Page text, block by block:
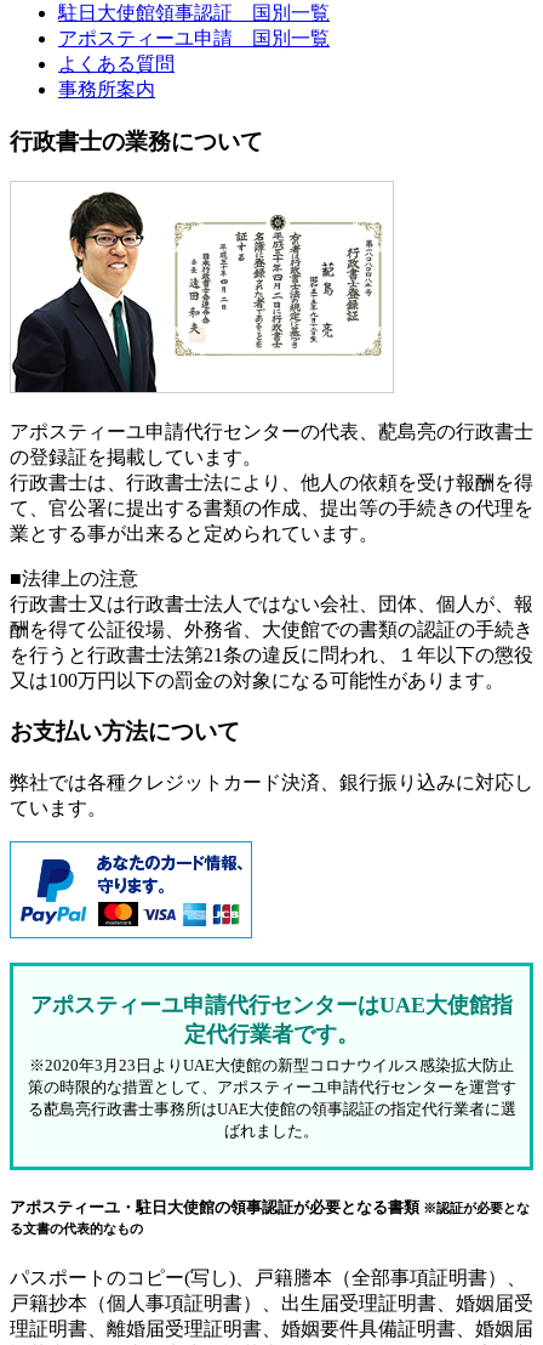
駐日大使館領事認証 国別一覧
アポスティーユ申請 国別一覧
よくある質問
事務所案内
行政書士の業務について
アポスティーユ申請代行センターの代表、蓜島亮の行政書士
の登録証を掲載しています。
行政書士は、行政書士法により、他人の依頼を受け報酬を得
て、官公署に提出する書類の作成、提出等の手続きの代理を
業とする事が出来ると定められています。
■法律上の注意
行政書士又は行政書士法人ではない会社、団体、個人が、報
酬を得て公証役場、外務省、大使館での書類の認証の手続き
を行うと行政書士法第21条の違反に問われ、
１年以下の懲役
又は100万円以下の罰金の対象になる可能性があります。
お支払い方法について
弊社では各種クレジットカード決済、銀行振り込みに対応し
ています。
アポスティーユ申請代行センターはUAE大使館指
定代行業者です。
※2020年3月23日よりUAE大使館の新型コロナウイルス感染拡大防止
策の時限的な措置として、アポスティーユ申請代行センターを運営す
る蓜島亮行政書士事務所はUAE大使館の領事認証の指定代行業者に選
ばれました。
アポスティーユ・駐日大使館の領事認証が必要となる書類 ※認証が必要とな
る文書の代表的なもの
パスポートのコピー(写し)、戸籍謄本（全部事項証明書）、
戸籍抄本（個人事項証明書）、出生届受理証明書、婚姻届受
理証明書、離婚届受理証明書、婚姻要件具備証明書、婚姻届